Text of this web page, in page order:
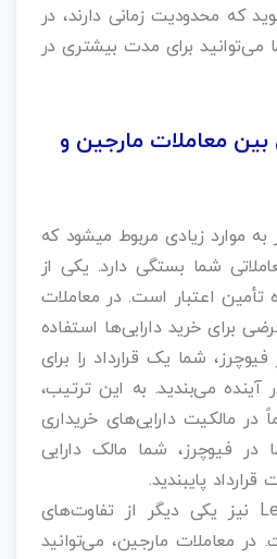
که محدودیت زمانی دارند، در
می‌توانید برای مدت بیشتری در
معاملات مارجین و
موارد زیادی مربوط میشود که
شما بستگی دارد. یکی از
تأمین اعتبار است. در معاملات
برای خرید دارایی‌ها استفاده
شما یک قرارداد را برای
آینده می‌بندید. به این ترتیب،
در مالکیت دارایی‌های خریداری
در فیوچرز، شما مالک دارایی
پایبندید.
میزان اهرم یا Leverage نیز یکی دیگر از تفاوت‌های
معاملات مارجین، می‌توانید